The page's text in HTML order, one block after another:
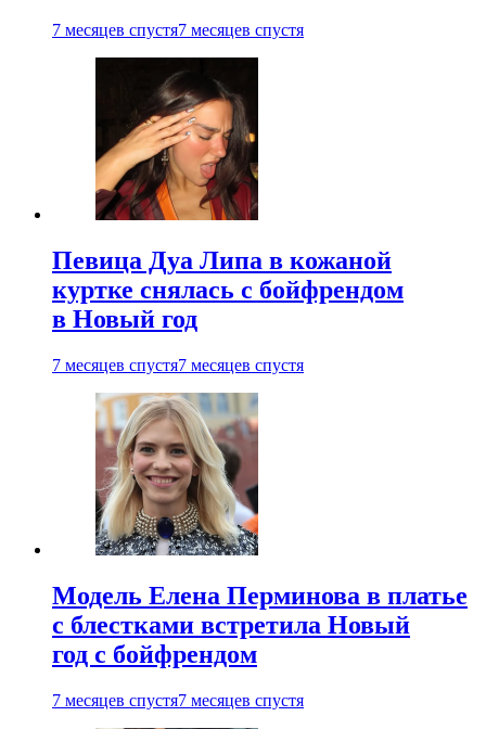
7 месяцев спустя7 месяцев спустя
Певица Дуа Липа в кожаной
куртке снялась с бойфрендом
в Новый год
7 месяцев спустя7 месяцев спустя
Модель Елена Перминова в платье
с блестками встретила Новый
год с бойфрендом
7 месяцев спустя7 месяцев спустя